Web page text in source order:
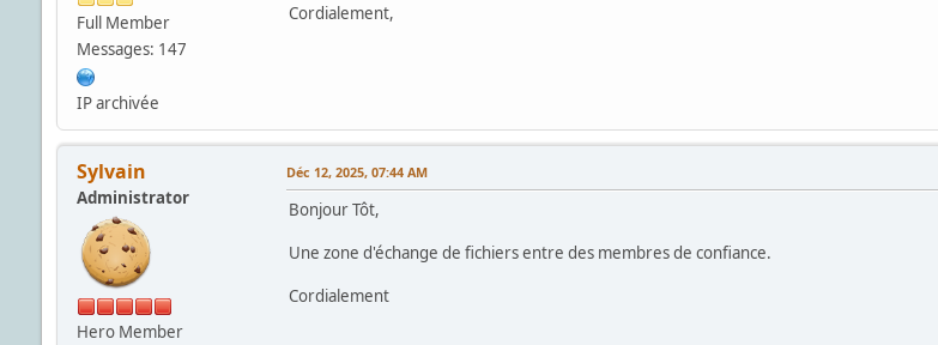
Full Member
Messages: 147
IP archivée
Cordialement,
Sylvain
Administrator
Hero Member
Déc 12, 2025, 07:44 AM
Bonjour Tôt,
Une zone d'échange de fichiers entre des membres de confiance.
Cordialement